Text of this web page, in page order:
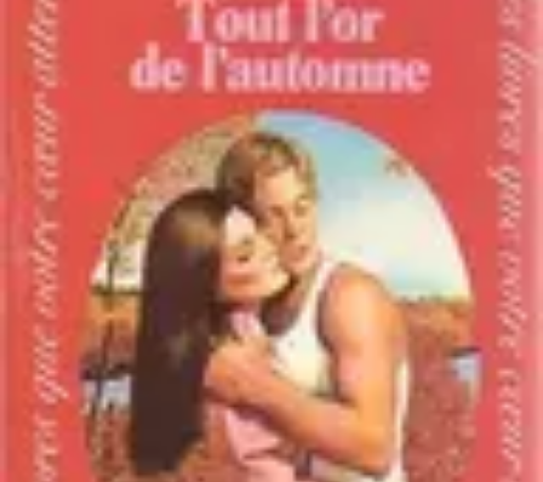
Fruits de Saison
Printemps
Alimentation saineArticles Mensuels
Conservation